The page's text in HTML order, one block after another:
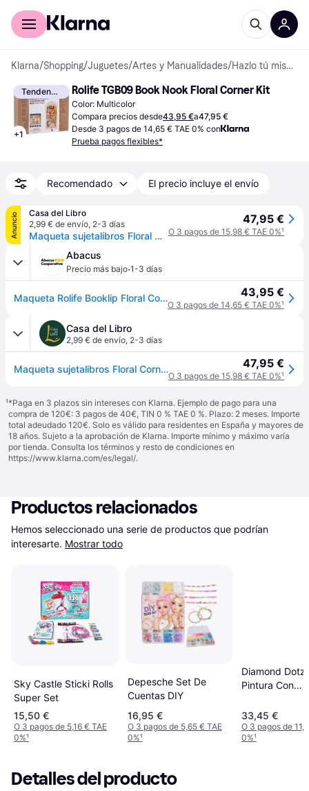
Comprar con Klarna
Klarna/Shopping/Juguetes/Artes y Manualidades/ Hazlo tú mismo
Tendencia
+1
Rolife TGB09 Book Nook Floral Corner Kit
Color: Multicolor
Compara precios desde43,95 €a47,95 €
Desde 3 pagos de 14,65 € TAE 0% con
Prueba pagos flexibles*
Recomendado El precio incluye el envío
Anuncio
Casa del Libro
2,99 € de envío, 2-3 días
Maqueta sujetalibros Floral Corner
47,95 €
O 3 pagos de 15,98 € TAE 0%¹
Abacus
Precio más bajo·1-3 días
Maqueta Rolife Booklip Floral Corner 43,95 €
O 3 pagos de 14,65 € TAE 0%¹
Casa del Libro
2,99 € de envío, 2-3 días
Maqueta sujetalibros Floral Corner 47,95 €
O 3 pagos de 15,98 € TAE 0%¹
¹*Paga en 3 plazos sin intereses con Klarna. Ejemplo de pago para una
compra de 120€: 3 pagos de 40€, TIN 0 % TAE 0 %. Plazo: 2 meses. Importe
total adeudado 120€. Solo es válido para residentes en España y mayores de
18 años. Sujeto a la aprobación de Klarna. Importe mínimo y máximo varía
por tienda. Consulta los términos y resto de condiciones en
https://www.klarna.com/es/legal/.
Productos relacionados
Hemos seleccionado una serie de productos que podrían
interesarte. Mostrar todo
Sky Castle Sticki Rolls
Super Set
15,50 €
O 3 pagos de 5,16 € TAE
0%¹
Depesche Set De
Cuentas DIY
16,95 €
O 3 pagos de 5,65 € TAE
0%¹
Diamond Dotz
Pintura Con
Estrellada
33,45 €
O 3 pagos de
0%¹
Detalles del producto